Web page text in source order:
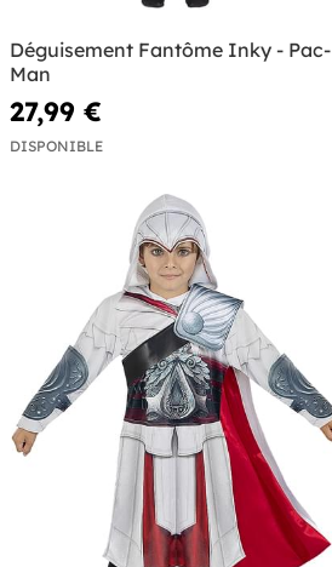
Déguisement Fantôme Inky - Pac-
Man
27,99 €
DISPONIBLE